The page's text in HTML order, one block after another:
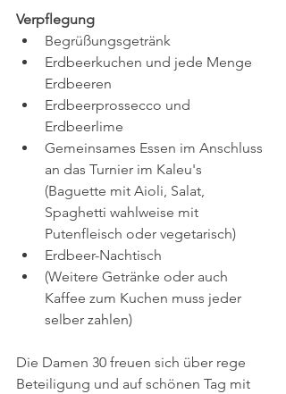
Verpflegung
Begrüßungsgetränk
Erdbeerkuchen und jede Menge
Erdbeeren
Erdbeerprossecco und
Erdbeerlime
Gemeinsames Essen im Anschluss
an das Turnier im Kaleu's
(Baguette mit Aioli, Salat,
Spaghetti wahlweise mit
Putenfleisch oder vegetarisch)
Erdbeer-Nachtisch
(Weitere Getränke oder auch
Kaffee zum Kuchen muss jeder
selber zahlen)
Die Damen 30 freuen sich über rege
Beteiligung und auf schönen Tag mit